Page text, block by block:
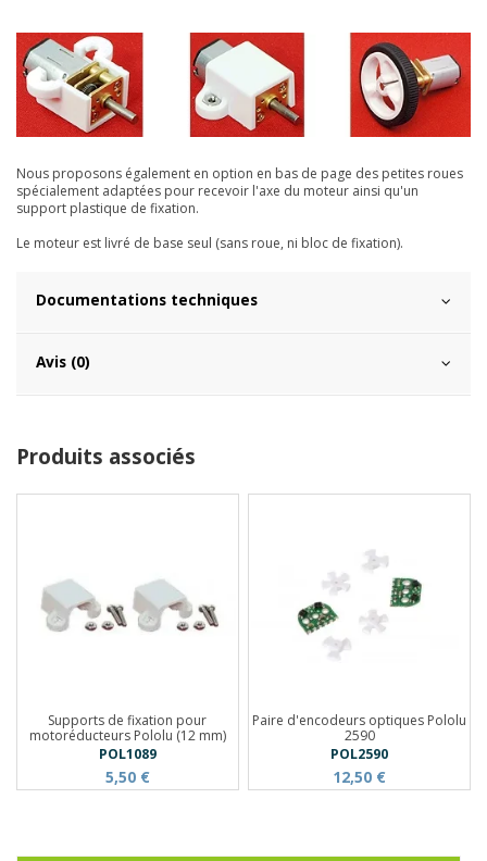
Nous proposons également en option en bas de page des petites roues
spécialement adaptées pour recevoir l'axe du moteur ainsi qu'un
support plastique de fixation.
Le moteur est livré de base seul (sans roue, ni bloc de fixation).
Documentations techniques
Avis (0)
Produits associés
Supports de fixation pour
motoréducteurs Pololu (12 mm)
POL1089
5,50 €
Paire d'encodeurs optiques Pololu
2590
POL2590
12,50 €